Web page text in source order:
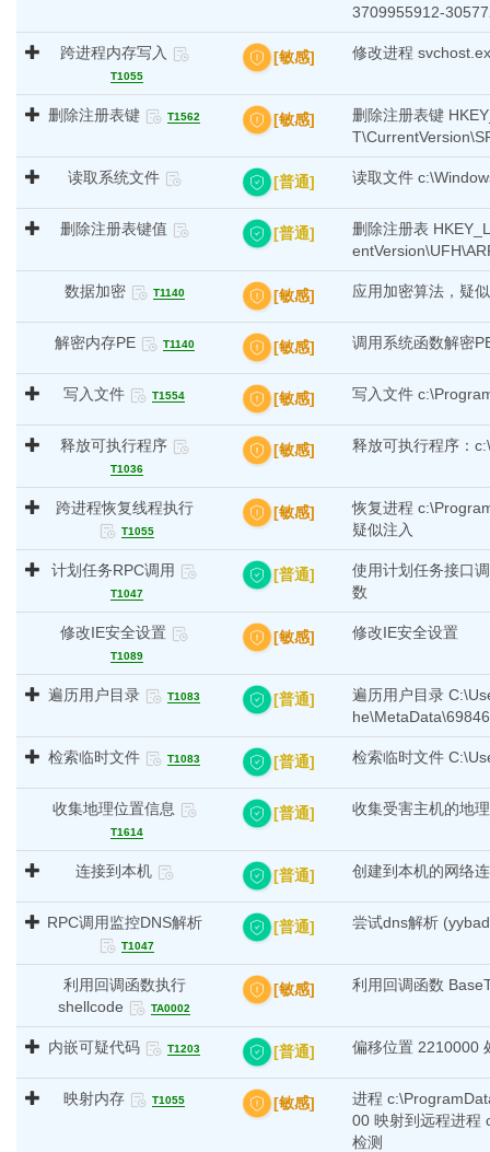
3709955912-
跨进程内存写入
T1055
[敏感] 修改进程
删除注册表键 T1562 [敏感]
删除注册表键
读取系统文件 [普通] 读取文件
删除注册表键值 [普通]
删除注册表
数据加密 T1140 [敏感] 应用加密算法，疑
解密内存PE T1140 [敏感] 调用系统函数解密
写入文件 T1554 [敏感] 写入文件
释放可执行程序
T1036
[敏感] 释放可执行程序：
跨进程恢复线程执行
T1055
[敏感]
恢复进程
疑似注入
计划任务RPC调用
T1047
[普通]
使用计划任务接口
数
修改IE安全设置
T1089
[敏感] 修改IE安全设置
遍历用户目录 T1083 [普通]
遍历用户目录
检索临时文件 T1083 [普通] 检索临时文件
收集地理位置信息
T1614
[普通] 收集受害主机的地
连接到本机 [普通] 创建到本机的网络
RPC调用监控DNS解析
T1047
[普通] 尝试dns解析
利用回调函数执行
shellcode
TA0002
[敏感] 利用回调函数
内嵌可疑代码 T1203 [普通] 偏移位置 2210000
映射内存 T1055 [敏感]
进程
00 映射到远程进程
检测